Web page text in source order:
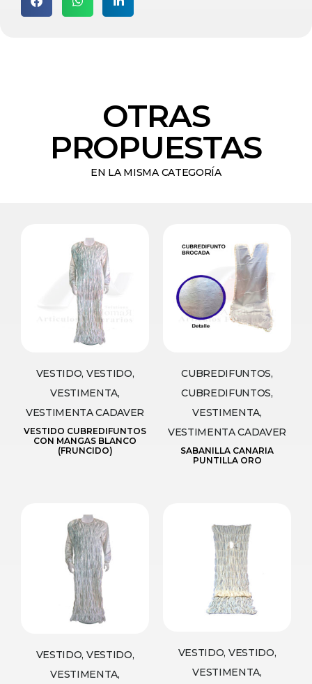
OTRAS
PROPUESTAS
EN LA MISMA CATEGORÍA
VESTIDO, VESTIDO,
VESTIMENTA,
VESTIMENTA CADAVER
VESTIDO CUBREDIFUNTOS
CON MANGAS BLANCO
(FRUNCIDO)
CUBREDIFUNTOS,
CUBREDIFUNTOS,
VESTIMENTA,
VESTIMENTA CADAVER
SABANILLA CANARIA
PUNTILLA ORO
VESTIDO, VESTIDO,
VESTIMENTA,
VESTIDO, VESTIDO,
VESTIMENTA,